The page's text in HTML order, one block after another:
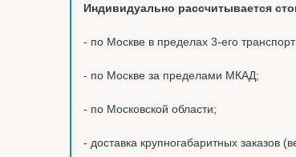
Индивидуально рассчитывается
- по Москве в пределах 3-его
- по Москве за пределами МКАД;
- по Московской области;
- доставка крупногабаритных заказов